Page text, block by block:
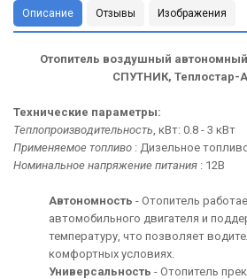
Описание Отзывы Изображения
Отопитель воздушный
СПУТНИК, Теплостар-
Технические параметры:
Теплопроизводительность , кВт: 0.8 - 3 кВт
Применяемое топливо : Дизельное
Номинальное напряжение питания : 12В
Автономность - Отопитель
автомобильного двигателя и
температуру, что позволяет
комфортных условиях.
Универсальность - Отопитель